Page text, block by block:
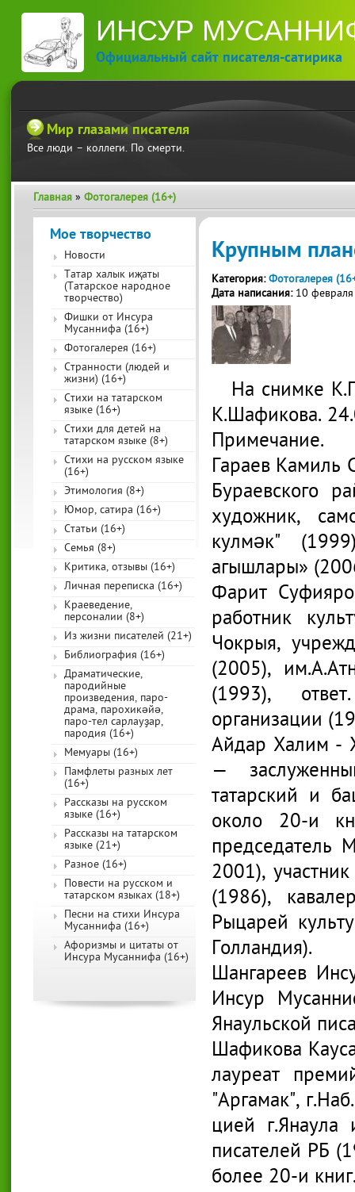
ИНСУР
Официальный сайт писателя-сатирика
Мир глазами писателя
Все люди – коллеги. По смерти.
Вы здесь
Главная » Фотогалерея (16+)
Крупным
Категория:Фотогалерея
Дата написания: 10
На снимке
К.Шафикова.
Примечание.
Гараев Камиль
Бураевского
художник,
кулмәк"
агышлары»
Фарит
работник
Чокрыя,
(2005),
(1993),
организации
Айдар Халим -
—
татарский и
около 20-и
председатель
2001),
(1986),
Рыцарей
Голландия).
Шангареев
Инсур
Янаульской
Шафикова
лауреат
"Аргамак",
цией г.Янаула
писателей РБ
более 20-и
Мое творчество
Новости
Татар халык иҗаты
(Татарское народное
творчество)
Фишки от Инсура
Мусаннифа (16+)
Фотогалерея (16+)
Странности (людей и
жизни) (16+)
Стихи на татарском
языке (16+)
Стихи для детей на
татарском языке (8+)
Стихи на русском языке
(16+)
Этимология (8+)
Юмор, сатира (16+)
Статьи (16+)
Семья (8+)
Критика, отзывы (16+)
Личная переписка (16+)
Краеведение,
персоналии (8+)
Из жизни писателей (21+)
Библиография (16+)
Драматические,
пародийные
произведения, паро-
драма, парохикәйә,
паро-тел сарлауҙар,
пародия (16+)
Мемуары (16+)
Памфлеты разных лет
(16+)
Рассказы на русском
языке (16+)
Рассказы на татарском
языке (21+)
Разное (16+)
Повести на русском и
татарском языках (18+)
Песни на стихи Инсура
Мусаннифа (16+)
Афоризмы и цитаты от
Инсура Мусаннифа (16+)